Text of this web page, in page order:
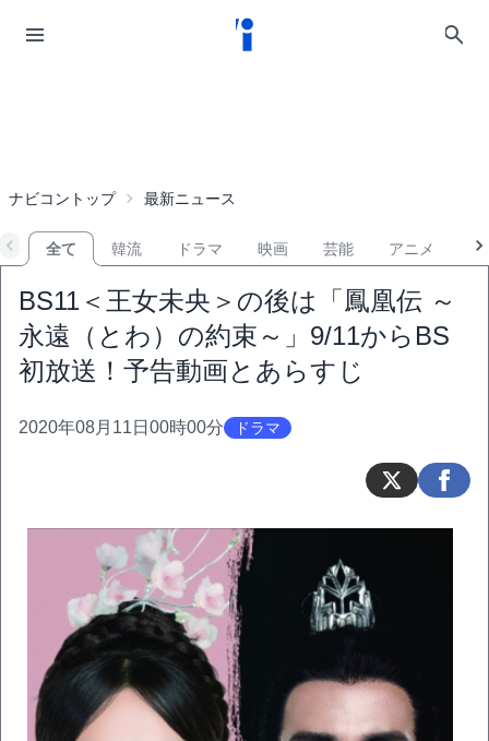
ナビコントップ 最新ニュース
全て 韓流 ドラマ 映画 芸能 アニメ
BS11＜王女未央＞の後は「鳳凰伝 ～
永遠（とわ）の約束～」9/11からBS
初放送！予告動画とあらすじ
2020年08月11日00時00分 ドラマ